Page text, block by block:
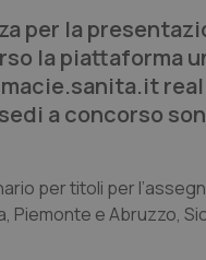
per la
la piattaforma
a concorso
per titoli per
e Abruzzo,